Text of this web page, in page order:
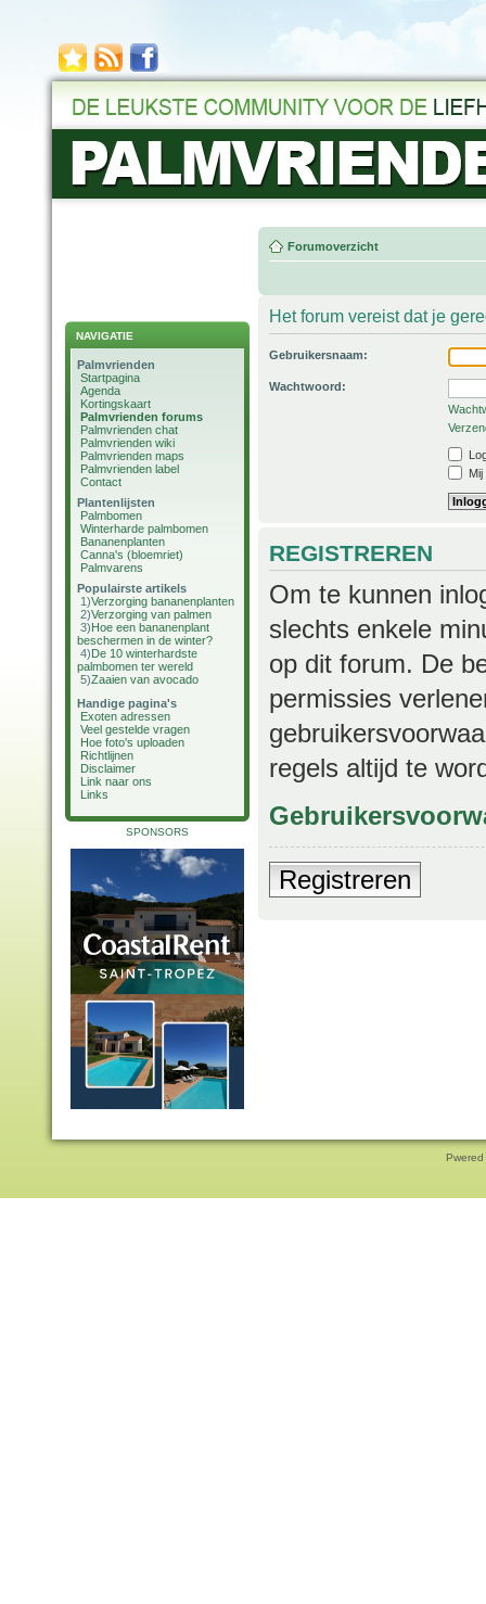
NAVIGATIE
Palmvrienden
Startpagina
Agenda
Kortingskaart
Palmvrienden forums
Palmvrienden chat
Palmvrienden wiki
Palmvrienden maps
Palmvrienden label
Contact
Plantenlijsten
Palmbomen
Winterharde palmbomen
Bananenplanten
Canna's (bloemriet)
Palmvarens
Populairste artikels
1)Verzorging bananenplanten
2)Verzorging van palmen
3)Hoe een bananenplant
beschermen in de winter?
4)De 10 winterhardste
palmbomen ter wereld
5)Zaaien van avocado
Handige pagina's
Exoten adressen
Veel gestelde vragen
Hoe foto's uploaden
Richtlijnen
Disclaimer
Link naar ons
Links
SPONSORS
Forumoverzicht
Het forum vereist dat je
Gebruikersnaam:
Wachtwoord:
REGISTREREN
Om te kunnen
slechts enkele
op dit forum. De
permissies
regels altijd te
Registreren